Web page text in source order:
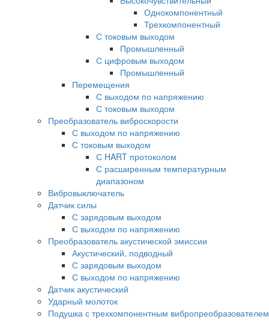
Однокомпонентный
Трехкомпонентный
С токовым выходом
Промышленный
С цифровым выходом
Промышленный
Перемещения
С выходом по напряжению
С токовым выходом
Преобразователь виброскорости
С выходом по напряжению
С токовым выходом
С HART протоколом
С расширенным температурным
диапазоном
Вибровыключатель
Датчик силы
С зарядовым выходом
С выходом по напряжению
Преобразователь акустической эмиссии
Акустический, подводный
С зарядовым выходом
С выходом по напряжению
Датчик акустический
Ударный молоток
Подушка с трехкомпонентным вибропреобразователем